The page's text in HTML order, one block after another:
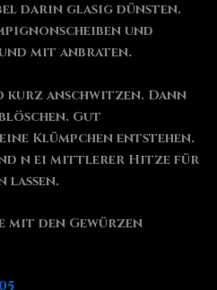
darin glasig dünsten.
und
mit anbraten.
kurz anschwitzen. Dann
Gut
Klümpchen entstehen.
n ei mittlerer Hitze für
lassen.
mit den Gewürzen